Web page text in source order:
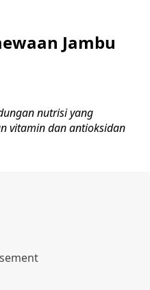
Jambu
nutrisi yang
vitamin dan antioksidan